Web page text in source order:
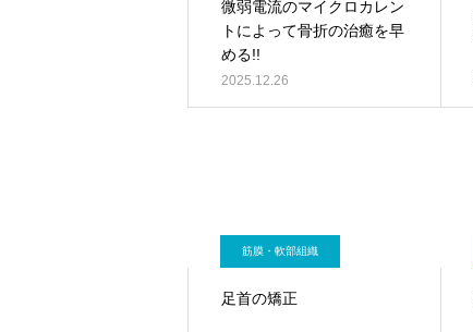
微弱電流のマイクロカレン
トによって骨折の治癒を早
める!!
2025.12.26
筋膜・軟部組織
足首の矯正